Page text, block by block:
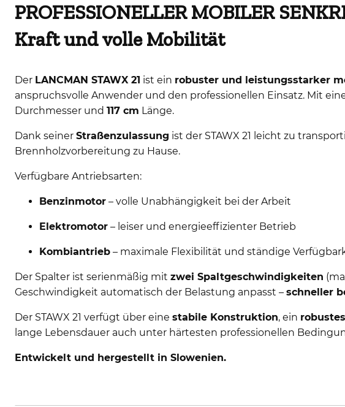
PROFESSIONELLER MOBILER
Kraft und volle Mobilität
Der LANCMAN STAWX 21 ist ein robuster und leistungsstarker
anspruchsvolle Anwender und den professionellen Einsatz. Mit
Durchmesser und 117 cm Länge.
Dank seiner Straßenzulassung ist der STAWX 21 leicht zu
Brennholzvorbereitung zu Hause.
Verfügbare Antriebsarten:
Benzinmotor– volle Unabhängigkeit bei der Arbeit
Elektromotor– leiser und energieeffizienter Betrieb
Kombiantrieb– maximale Flexibilität und ständige
Der Spalter ist serienmäßig mit zwei Spaltgeschwindigkeiten
Geschwindigkeit automatisch der Belastung anpasst – schneller
Der STAWX 21 verfügt über eine stabile Konstruktion, ein
lange Lebensdauer auch unter härtesten professionellen
Entwickelt und hergestellt in Slowenien.